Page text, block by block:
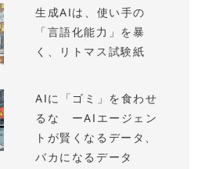
生成AIは、使い手の
「言語化能力」を暴
く、リトマス試験紙
AIに「ゴミ」を食わせ
るな ーAIエージェン
トが賢くなるデータ、
バカになるデータ